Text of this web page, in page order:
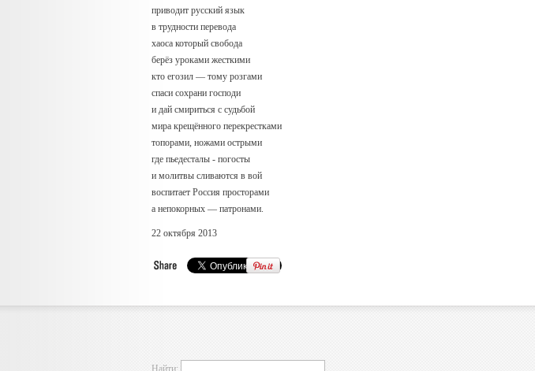
приводит русский язык
в трудности перевода
хаоса который свобода
берёз уроками жесткими
кто егозил — тому розгами
спаси сохрани господи
и дай смириться с судьбой
мира крещённого перекрестками
топорами, ножами острыми
где пьедесталы - погосты
и молитвы сливаются в вой
воспитает Россия просторами
а непокорных — патронами.
22 октября 2013
Найти: